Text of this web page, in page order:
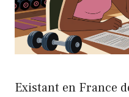
Existant en France